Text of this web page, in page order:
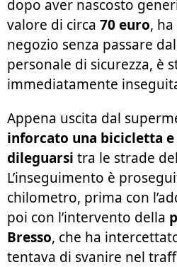
dopo aver nascosto
valore di circa 70 euro,
negozio senza passare
personale di sicurezza, è
immediatamente
Appena uscita dal
inforcato una bicicletta
dileguarsi tra le strade
L’inseguimento è
chilometro, prima con
poi con l’intervento della
Bresso, che ha
tentava di svanire nel